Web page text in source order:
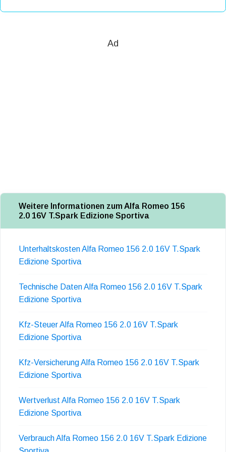
Ad
Weitere Informationen zum Alfa Romeo 156
2.0 16V T.Spark Edizione Sportiva
Unterhaltskosten Alfa Romeo 156 2.0 16V T.Spark
Edizione Sportiva
Technische Daten Alfa Romeo 156 2.0 16V T.Spark
Edizione Sportiva
Kfz-Steuer Alfa Romeo 156 2.0 16V T.Spark
Edizione Sportiva
Kfz-Versicherung Alfa Romeo 156 2.0 16V T.Spark
Edizione Sportiva
Wertverlust Alfa Romeo 156 2.0 16V T.Spark
Edizione Sportiva
Verbrauch Alfa Romeo 156 2.0 16V T.Spark Edizione